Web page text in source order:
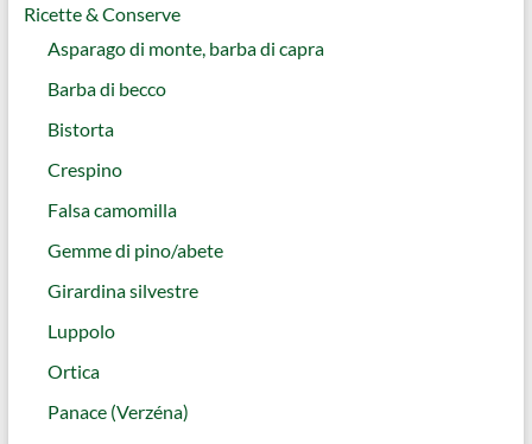
Ricette & Conserve
Asparago di monte, barba di capra
Barba di becco
Bistorta
Crespino
Falsa camomilla
Gemme di pino/abete
Girardina silvestre
Luppolo
Ortica
Panace (Verzéna)